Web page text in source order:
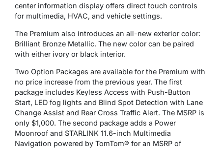
center information display offers direct touch controls
for multimedia, HVAC, and vehicle settings.
The Premium also introduces an all-new exterior color:
Brilliant Bronze Metallic. The new color can be paired
with either ivory or black interior.
Two Option Packages are available for the Premium with
no price increase from the previous year. The first
package includes Keyless Access with Push-Button
Start, LED fog lights and Blind Spot Detection with Lane
Change Assist and Rear Cross Traffic Alert. The MSRP is
only $1,000. The second package adds a Power
Moonroof and STARLINK 11.6-inch Multimedia
Navigation powered by TomTom® for an MSRP of